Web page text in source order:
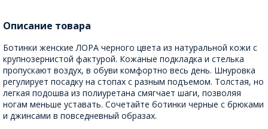
Описание товара
Ботинки женские ЛОРА черного цвета из натуральной кожи с
крупнозернистой фактурой. Кожаные подкладка и стелька
пропускают воздух, в обуви комфортно весь день. Шнуровка
регулирует посадку на стопах с разным подъемом. Толстая, но
легкая подошва из полиуретана смягчает шаги, позволяя
ногам меньше уставать. Сочетайте ботинки черные с брюками
и джинсами в повседневный образах.